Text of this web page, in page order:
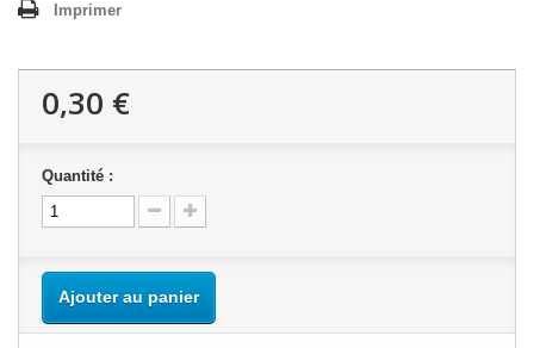
Imprimer
0,30 €
Quantité :
Ajouter au panier